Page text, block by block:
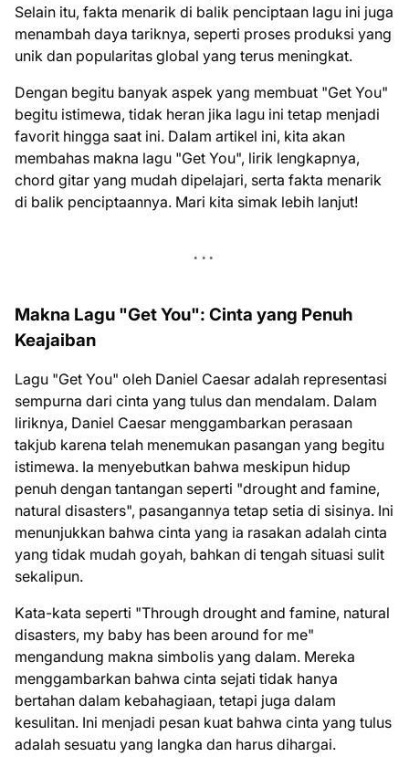
Selain itu, fakta menarik di balik penciptaan lagu ini juga
menambah daya tariknya, seperti proses produksi yang
unik dan popularitas global yang terus meningkat.
Dengan begitu banyak aspek yang membuat "Get You"
begitu istimewa, tidak heran jika lagu ini tetap menjadi
favorit hingga saat ini. Dalam artikel ini, kita akan
membahas makna lagu "Get You", lirik lengkapnya,
chord gitar yang mudah dipelajari, serta fakta menarik
di balik penciptaannya. Mari kita simak lebih lanjut!
Makna Lagu "Get You": Cinta yang Penuh
Keajaiban
Lagu "Get You" oleh Daniel Caesar adalah representasi
sempurna dari cinta yang tulus dan mendalam. Dalam
liriknya, Daniel Caesar menggambarkan perasaan
takjub karena telah menemukan pasangan yang begitu
istimewa. Ia menyebutkan bahwa meskipun hidup
penuh dengan tantangan seperti "drought and famine,
natural disasters", pasangannya tetap setia di sisinya. Ini
menunjukkan bahwa cinta yang ia rasakan adalah cinta
yang tidak mudah goyah, bahkan di tengah situasi sulit
sekalipun.
Kata-kata seperti "Through drought and famine, natural
disasters, my baby has been around for me"
mengandung makna simbolis yang dalam. Mereka
menggambarkan bahwa cinta sejati tidak hanya
bertahan dalam kebahagiaan, tetapi juga dalam
kesulitan. Ini menjadi pesan kuat bahwa cinta yang tulus
adalah sesuatu yang langka dan harus dihargai.